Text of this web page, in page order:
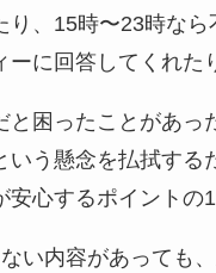
り、15時〜23時なら
ーに回答してくれた
と困ったことがあっ
いう懸念を払拭する
安心するポイントの1
い内容があっても